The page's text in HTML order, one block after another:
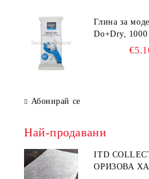
Глина за
Do+Dry, 1000
Абонирай се
Най-продавани
ITD
ОРИЗОВА